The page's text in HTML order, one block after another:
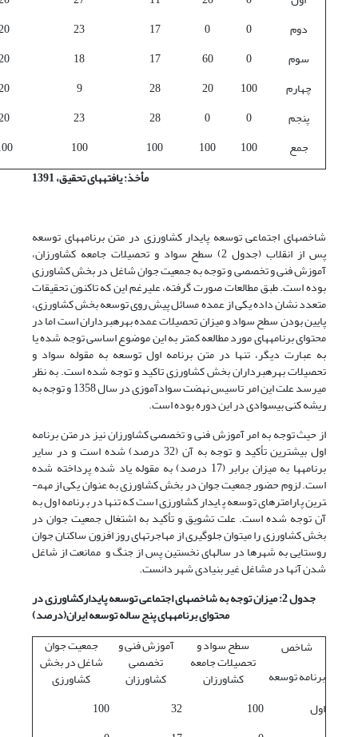
دوم
0
0
17
23
سوم
0
60
17
18
چهارم
100
20
28
9
پنجم
0
0
28
23
جمع
100
100
100
100
مأخذ: یافته­های تحقیق، 1391
شاخص­های اجتماعی توسعه پایدار کشاورزی در متن برنامه­های توسعه
پس از انقلاب (جدول 2) سطح سواد و تحصیلات جامعه کشاورزان،
آموزش فنی و تخصصی و توجه به جمعیت جوان شاغل در بخش کشاورزی
بوده است. طبق مطالعات صورت گرفته، علی­رغم این که تاکنون تحقیقات
متعدد نشان داده یکی از عمده مسائل پیش روی توسعه بخش کشاورزی،
پایین بودن سطح سواد و میزان تحصیلات عمده بهره­برداران است اما در
محتوای برنامه­های مورد مطالعه کمتر به این موضوع اساسی توجه شده یا
به عبارت دیگر، تنها در متن برنامه اول توسعه به مقوله سواد و
تحصیلات بهره­برداران بخش کشاورزی تاکید و توجه شده است. به نظر
می­رسد علت این امر تاسیس نهضت سوادآموزی در سال 1358 و توجه به
ریشه کنی بی­سوادی در این دوره بوده است.
از حیث توجه به امر آموزش فنی و تخصصی کشاورزان نیز در متن برنامه
اول بیشترین تأکید و توجه به آن (32 درصد) شده است و در سایر
برنامه­ها به میزان برابر (17 درصد) به مقوله یاد شده پرداخته شده
است. لزوم حضور جمعیت جوان در بخش کشاورزی به عنوان یکی از مهم­
ترین پارامترهای توسعه پایدار کشاورزی است که تنها در برنامه اول به
آن توجه شده است. علت تشویق و تأکید به اشتغال جمعیت جوان در
بخش کشاورزی را می­توان جلوگیری از مهاجرت­های روز افزون ساکنان جوان
روستایی به شهرها در سال­های نخستین پس از جنگ و ممانعت از شاغل
شدن آن­ها در مشاغل غیر بنیادی شهر دانست.
جدول 2: میزان توجه به شاخص­های اجتماعی توسعه پایدار
کشاورزی در
محتوای برنامه­های پنج ساله توسعه ایران(درصد)
شاخص
برنامه توسعه
سطح سواد و
تحصیلات جامعه
کشاورزان
آموزش فنی و
تخصصی
کشاورزان
جمعیت جوان
شاغل در بخش
کشاورزی
اول
100
32
100